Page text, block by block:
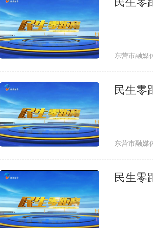
东营市融媒
民生零
东营市融媒
民生零